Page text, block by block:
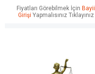
Fiyatları Görebilmek İçin Bayii
Girişi Yapmalısınız Tıklayınız